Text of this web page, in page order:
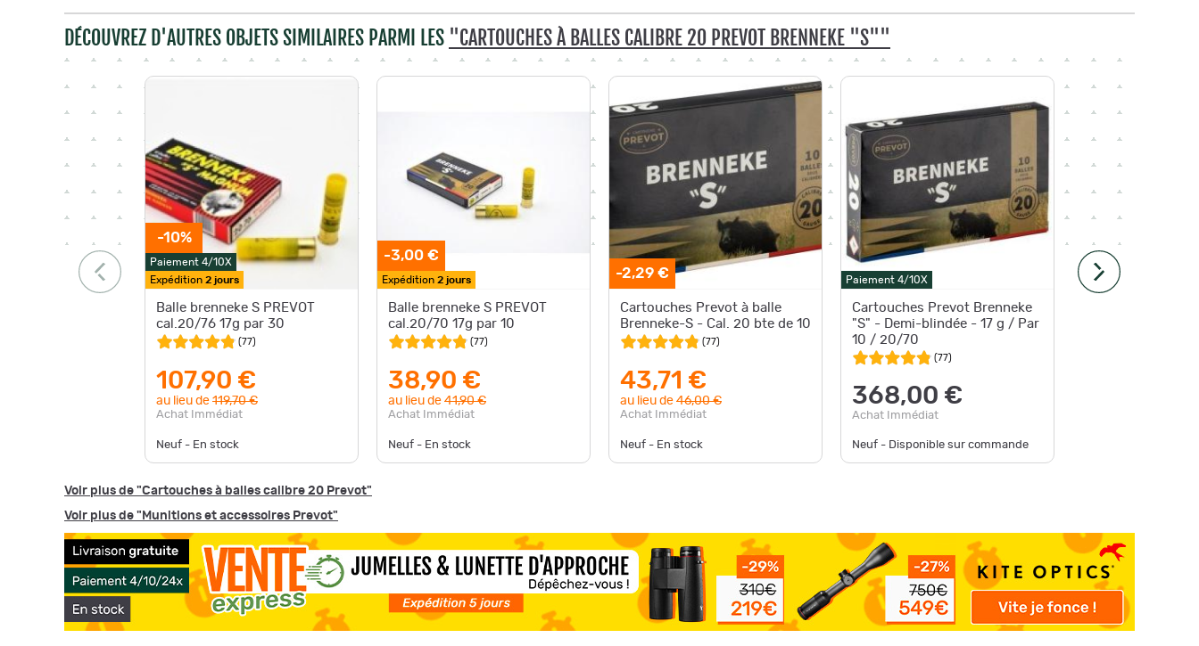
DÉCOUVREZ D'AUTRES OBJETS SIMILAIRES PARMI LES "CARTOUCHES À BALLES CALIBRE 20 PREVOT BRENNEKE "S""
-10%
Paiement 4/10X
Expédition 2 jours
Balle brenneke S PREVOT
cal.20/76 17g par 30
(77)
107,90 €
au lieu de 119,70 €
Achat Immédiat
Neuf - En stock
-3,00 €
Expédition 2 jours
Balle brenneke S PREVOT
cal.20/70 17g par 10
(77)
38,90 €
au lieu de 41,90 €
Achat Immédiat
Neuf - En stock
-2,29 €
Cartouches Prevot à balle
Brenneke-S - Cal. 20 bte de 10
(77)
43,71 €
au lieu de 46,00 €
Achat Immédiat
Neuf - En stock
Paiement 4/10X
Cartouches Prevot Brenneke
"S" - Demi-blindée - 17 g / Par
10 / 20/70
(77)
368,00 €
Achat Immédiat
Neuf - Disponible sur commande
Voir plus de "Cartouches à balles calibre 20 Prevot"
Voir plus de "Munitions et accessoires Prevot"